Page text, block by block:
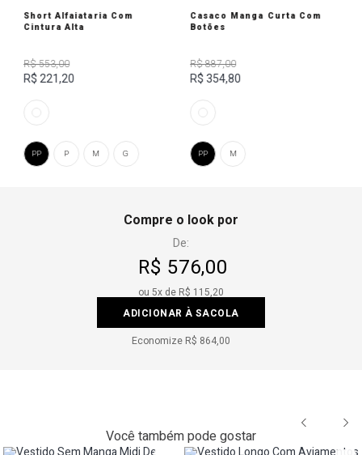
Short Alfaiataria Com
Cintura Alta
R$ 553,00
R$ 221,20
G
M
P
PP
Casaco Manga Curta Com
Botões
R$ 887,00
R$ 354,80
M
PP
Compre o look por
De:
R$ 576,00
ou 5x de R$ 115,20
ADICIONAR À SACOLA
Economize R$ 864,00
Você também pode gostar